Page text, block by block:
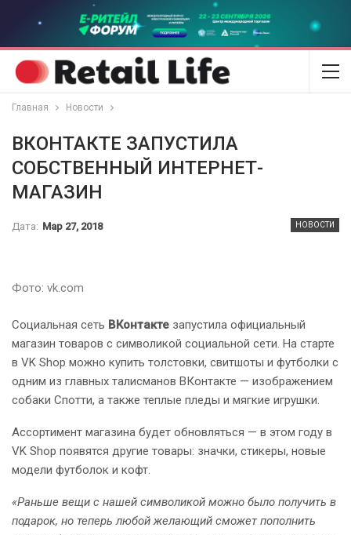
Главная Новости
ВКОНТАКТЕ ЗАПУСТИЛА
СОБСТВЕННЫЙ ИНТЕРНЕТ-
МАГАЗИН
НОВОСТИ
Дата: Мар 27, 2018
Фото: vk.com
Социальная сеть ВКонтакте запустила официальный
магазин товаров с символикой социальной сети. На старте
в VK Shop можно купить толстовки, свитшоты и футболки с
одним из главных талисманов ВКонтакте — изображением
собаки Спотти, а также теплые пледы и мягкие игрушки.
Ассортимент магазина будет обновляться — в этом году в
VK Shop появятся другие товары: значки, стикеры, новые
модели футболок и кофт.
«Раньше вещи с нашей символикой можно было получить в
подарок, но теперь любой желающий сможет пополнить